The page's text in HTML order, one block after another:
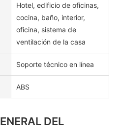
Hotel, edificio de oficinas,
cocina, baño, interior,
oficina, sistema de
ventilación de la casa
Soporte técnico en línea
ABS
DEL